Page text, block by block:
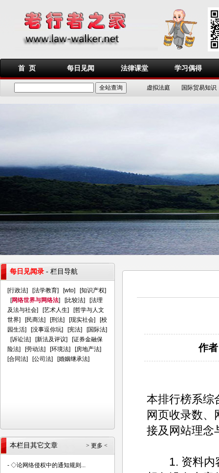
首 页 每日见闻 法律课堂 学习偶得
虚拟法庭 国际贸易知识
作
本排行榜系综
网页收录数、
接及网站理念
1. 资料内容
每日见闻录 - 栏目导航
[行政法] [法学教育] [wto] [知识产权]
[网络世界与网络法] [比较法] [法理
及法与社会] [艺术人生] [哲学与人文
世界] [民商法] [刑法] [现实社会] [校
园生活] [没事逗你玩] [宪法] [国际法]
[诉讼法] [新法及评议] [证券金融保
险法] [劳动法] [环境法] [房地产法]
[合同法] [公司法] [婚姻继承法]
> 更多 <
本栏目其它文章
- ◇论网络侵权中的通知规则...